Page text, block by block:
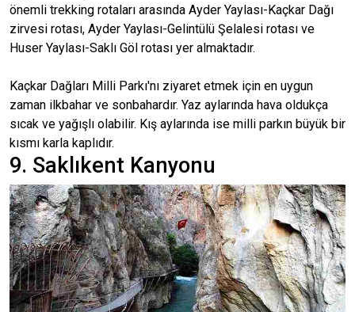
önemli trekking rotaları arasında Ayder Yaylası-Kaçkar Dağı
zirvesi rotası, Ayder Yaylası-Gelintülü Şelalesi rotası ve
Huser Yaylası-Saklı Göl rotası yer almaktadır.
Kaçkar Dağları Milli Parkı'nı ziyaret etmek için en uygun
zaman ilkbahar ve sonbahardır. Yaz aylarında hava oldukça
sıcak ve yağışlı olabilir. Kış aylarında ise milli parkın büyük bir
kısmı karla kaplıdır.
9. Saklıkent Kanyonu